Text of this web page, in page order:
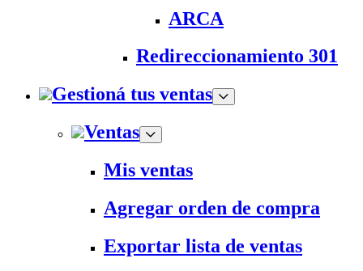
ARCA
Redireccionamiento 301
Gestioná tus ventas
Ventas
Mis ventas
Agregar orden de compra
Exportar lista de ventas